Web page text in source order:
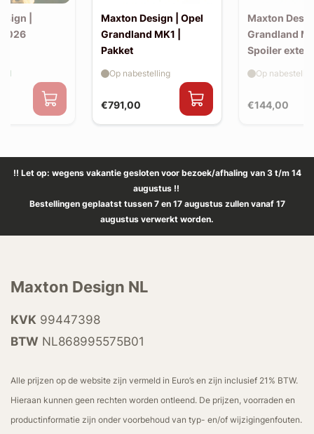
|
Maxton Design | Opel
Grandland MK1 |
Pakket
€791,00
Op nabestelling
Maxton
Grandland
Spoiler
€144,00
Op
!! Let op: wegens vakantie gesloten voor bezoek/afhaling van 3 t/m 14
augustus !!
Bestellingen geplaatst tussen 7 en 17 augustus zullen vanaf 17
augustus verwerkt worden.
Maxton Design NL
KVK 99447398
BTW NL868995575B01
Alle prijzen op de website zijn vermeld in Euro’s en zijn inclusief 21% BTW.
Hieraan kunnen geen rechten worden ontleend. De prijzen, voorraden en
productinformatie zijn onder voorbehoud van typ- en/of wijzigingenfouten.